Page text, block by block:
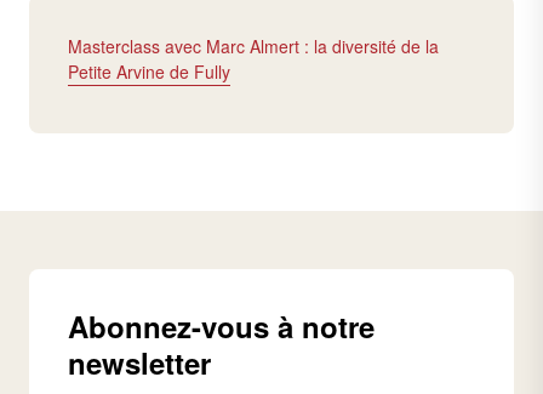
Masterclass avec Marc Almert : la diversité de la
Petite Arvine de Fully
Abonnez-vous à notre
newsletter